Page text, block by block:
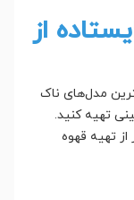
از
مدل‌های ناک
تهیه کنید.
تهیه قهوه